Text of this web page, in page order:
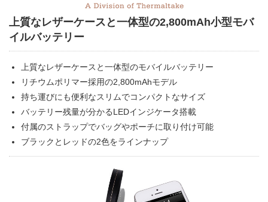
上質なレザーケースと一体型の2,800mAh小型モバ
イルバッテリー
上質なレザーケースと一体型のモバイルバッテリー
リチウムポリマー採用の2,800mAhモデル
持ち運びにも便利なスリムでコンパクトなサイズ
バッテリー残量が分かるLEDインジケータ搭載
付属のストラップでバッグやポーチに取り付け可能
ブラックとレッドの2色をラインナップ